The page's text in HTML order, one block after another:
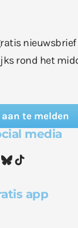
nieuwsbrief
rond het
te melden
media
app